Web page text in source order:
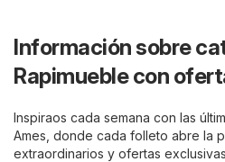
Información sobre
Rapimueble con
Inspiraos cada semana con las
Ames, donde cada folleto abre la
extraordinarios y ofertas